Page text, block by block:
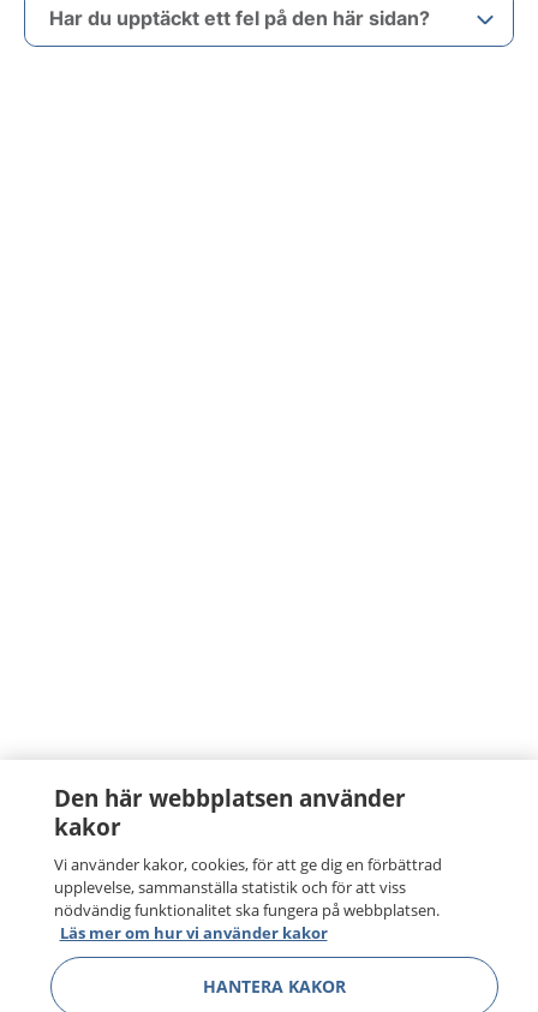
Har du upptäckt ett fel på den här sidan?
Den här webbplatsen använder
kakor
Vi använder kakor, cookies, för att ge dig en förbättrad
upplevelse, sammanställa statistik och för att viss
nödvändig funktionalitet ska fungera på webbplatsen.
Läs mer om hur vi använder kakor
HANTERA KAKOR